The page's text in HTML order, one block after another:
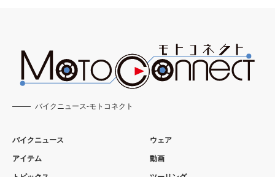
バイクニュース-モトコネクト
バイクニュース
アイテム
ウェア
動画